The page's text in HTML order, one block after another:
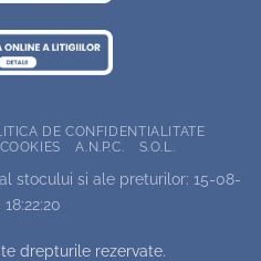
DE CONFIDENTIALITATE
A.N.P.C. S.O.L.
stocului si ale preturilor: 15-08-
drepturile rezervate.